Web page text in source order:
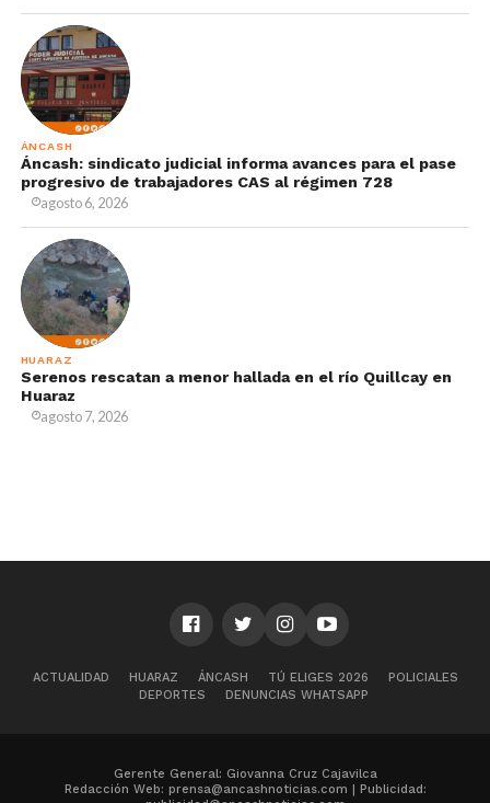
ÁNCASH
Áncash: sindicato judicial informa avances para el pase
progresivo de trabajadores CAS al régimen 728
agosto 6, 2026
HUARAZ
Serenos rescatan a menor hallada en el río Quillcay en
Huaraz
agosto 7, 2026
ACTUALIDAD HUARAZ ÁNCASH TÚ ELIGES 2026
POLICIALES
DEPORTES
DENUNCIAS WHATSAPP
Gerente General: Giovanna Cruz Cajavilca
Redacción Web: prensa@ancashnoticias.com | Publicidad: